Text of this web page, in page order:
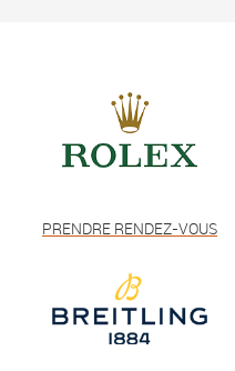
PRENDRE RENDEZ-VOUS